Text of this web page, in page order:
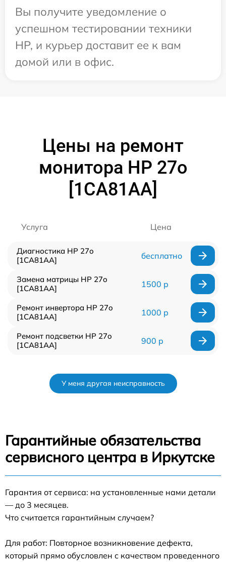
Вы получите уведомление о
успешном тестировании техники
HP, и курьер доставит ее к вам
домой или в офис.
Цены на ремонт
монитора HP 27o
[1CA81AA]
Услуга Цена
Диагностика HP 27o
[1CA81AA]
бесплатно
Замена матрицы HP 27o
[1CA81AA]
1500 р
Ремонт инвертора HP 27o
[1CA81AA]
1000 р
Ремонт подсветки HP 27o
[1CA81AA]
900 р
У меня другая неисправность
Гарантийные обязательства
сервисного центра в Иркутске
Гарантия от сервиса: на установленные нами детали
— до 3 месяцев.
Что считается гарантийным случаем?
Для работ: Повторное возникновение дефекта,
который прямо обусловлен с качеством проведенного